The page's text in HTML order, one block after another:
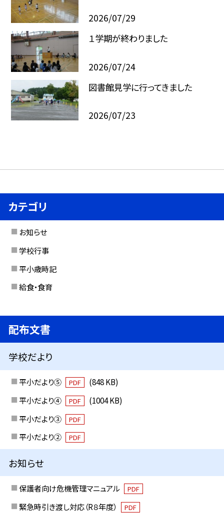
2026/07/29
１学期が終わりました
2026/07/24
図書館見学に行ってきました
2026/07/23
カテゴリ
お知らせ
学校行事
平小歳時記
給食・食育
配布文書
学校だより
平小だより⑤ PDF
(848 KB)
平小だより④
PDF
(1004 KB)
平小だより③
PDF
平小だより② PDF
お知らせ
保護者向け危機管理マニュアル PDF
緊急時引き渡し対応（R８年度） PDF